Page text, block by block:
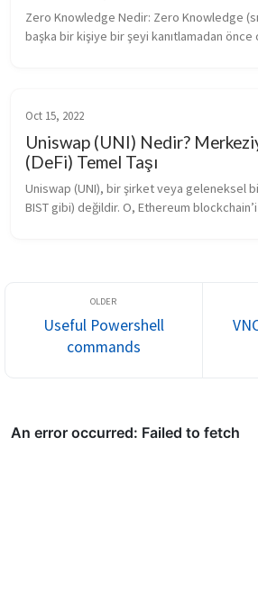
Zero Knowledge Nedir: Zero Knowledge
başka bir kişiye bir şeyi kanıtlamadan
Oct 15, 2022
Uniswap (UNI) Nedir?
(DeFi) Temel Taşı
Uniswap (UNI), bir şirket veya geleneksel
BIST gibi) değildir. O, Ethereum
Useful Powershell
commands